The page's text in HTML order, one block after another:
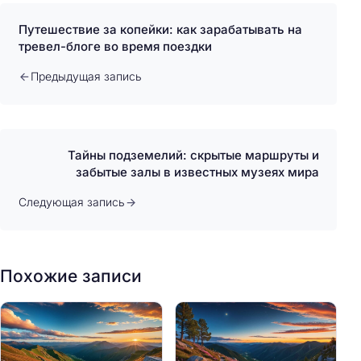
Путешествие за копейки: как зарабатывать на
тревел-блоге во время поездки
Предыдущая запись
Тайны подземелий: скрытые маршруты и
забытые залы в известных музеях мира
Следующая запись
Похожие записи